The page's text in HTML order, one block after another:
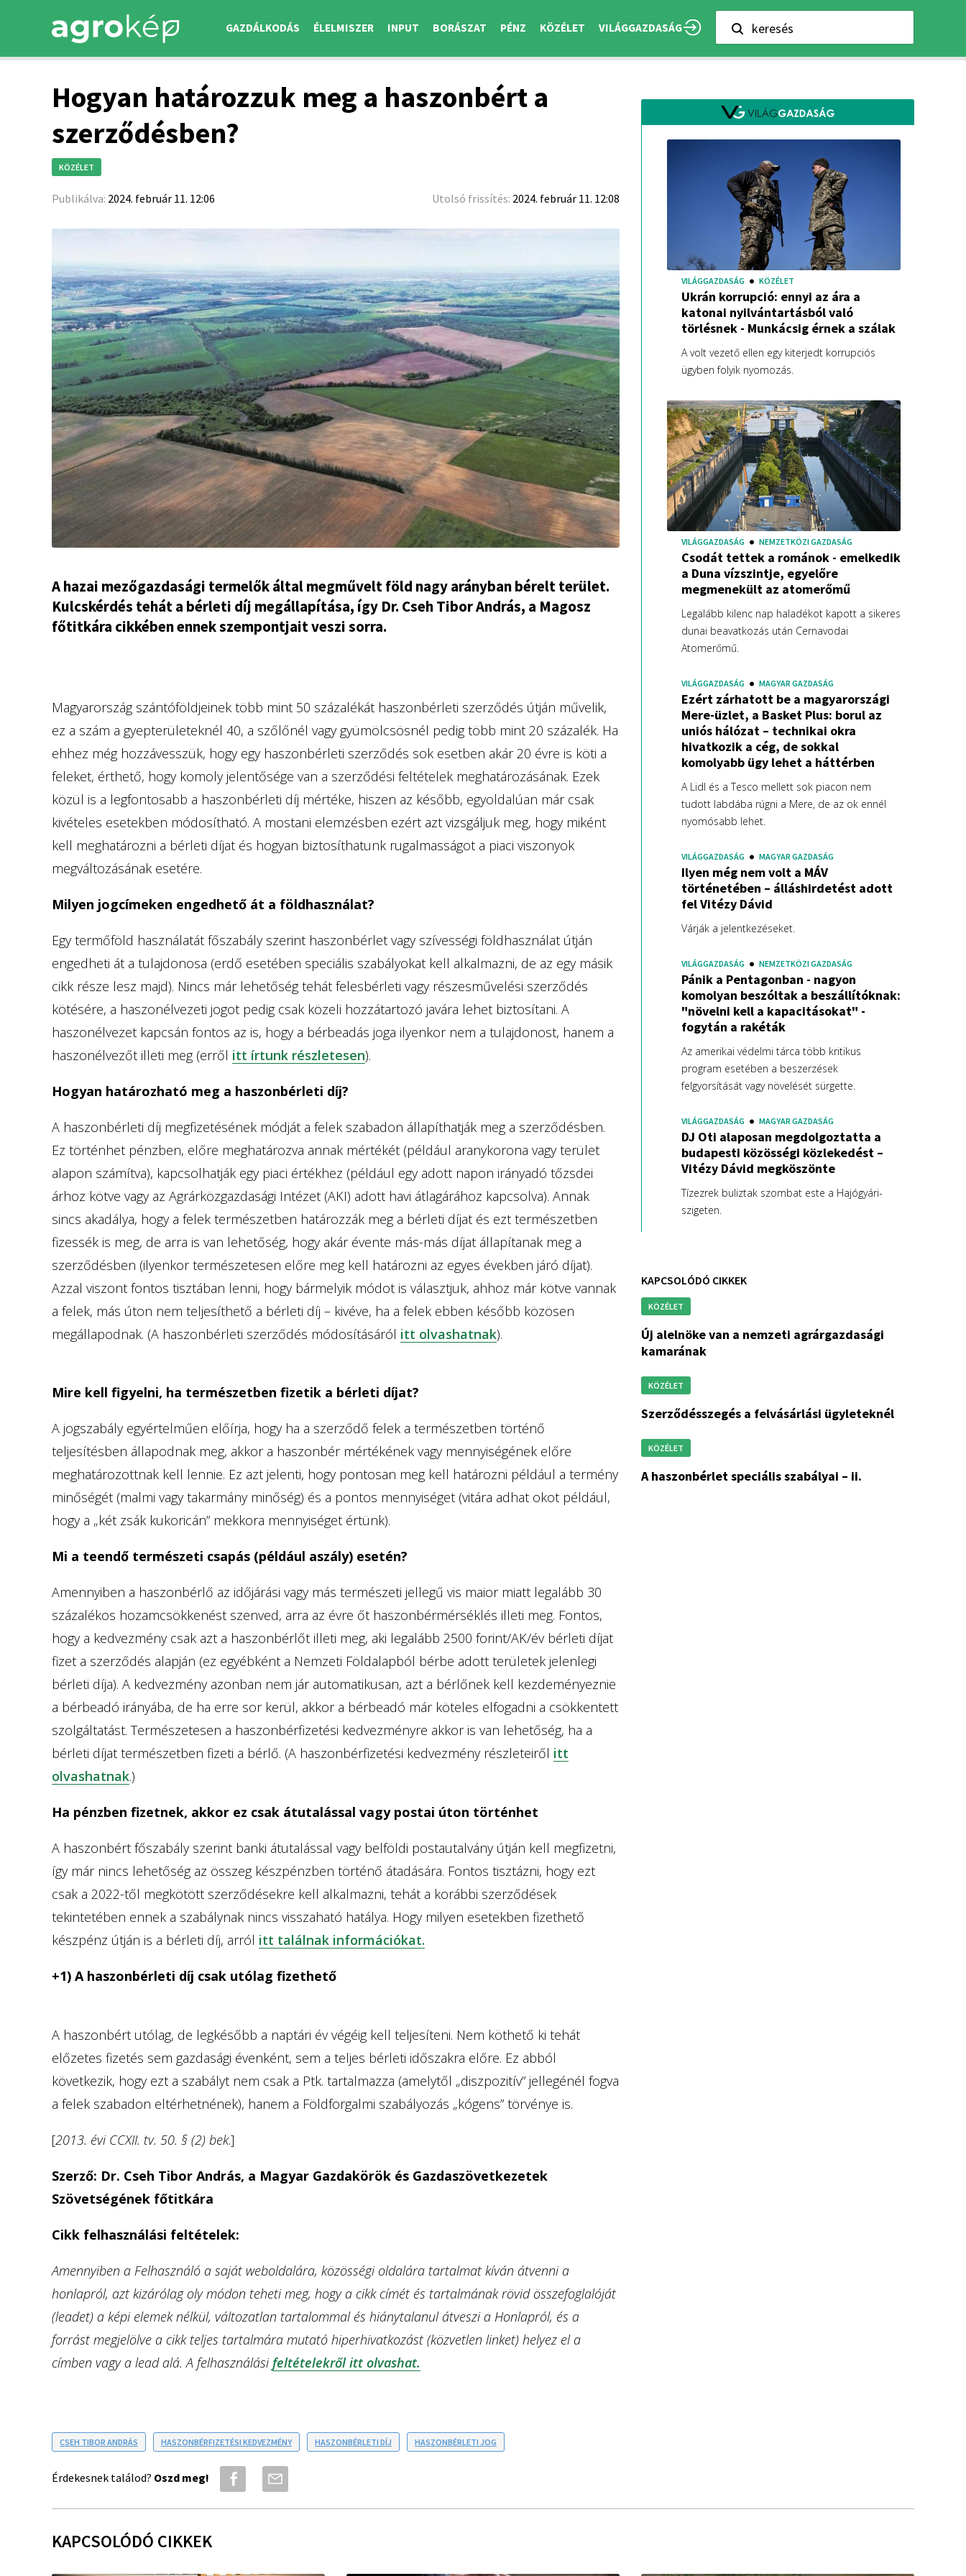
GAZDÁLKODÁS ÉLELMISZER INPUT BORÁSZAT PÉNZ KÖZÉLET VILÁGGAZDASÁG keresés
Hogyan határozzuk meg a haszonbért a
szerződésben?
KÖZÉLET
Publikálva: 2024. február 11. 12:06 Utolsó frissítés: 2024. február 11. 12:08
A hazai mezőgazdasági termelők által megművelt föld nagy arányban bérelt terület.
Kulcskérdés tehát a bérleti díj megállapítása, így Dr. Cseh Tibor András, a Magosz
főtitkára cikkében ennek szempontjait veszi sorra.
Magyarország szántóföldjeinek több mint 50 százalékát haszonbérleti szerződés útján művelik,
ez a szám a gyepterületeknél 40, a szőlőnél vagy gyümölcsösnél pedig több mint 20 százalék. Ha
ehhez még hozzávesszük, hogy egy haszonbérleti szerződés sok esetben akár 20 évre is köti a
feleket, érthető, hogy komoly jelentősége van a szerződési feltételek meghatározásának. Ezek
közül is a legfontosabb a haszonbérleti díj mértéke, hiszen az később, egyoldalúan már csak
kivételes esetekben módosítható. A mostani elemzésben ezért azt vizsgáljuk meg, hogy miként
kell meghatározni a bérleti díjat és hogyan biztosíthatunk rugalmasságot a piaci viszonyok
megváltozásának esetére.
Milyen jogcímeken engedhető át a földhasználat?
Egy termőföld használatát főszabály szerint haszonbérlet vagy szívességi földhasználat útján
engedheti át a tulajdonosa (erdő esetében speciális szabályokat kell alkalmazni, de az egy másik
cikk része lesz majd). Nincs már lehetőség tehát felesbérleti vagy részesművelési szerződés
kötésére, a haszonélvezeti jogot pedig csak közeli hozzátartozó javára lehet biztosítani. A
haszonélvezet kapcsán fontos az is, hogy a bérbeadás joga ilyenkor nem a tulajdonost, hanem a
haszonélvezőt illeti meg (erről itt írtunk részletesen).
Hogyan határozható meg a haszonbérleti díj?
A haszonbérleti díj megfizetésének módját a felek szabadon állapíthatják meg a szerződésben.
Ez történhet pénzben, előre meghatározva annak mértékét (például aranykorona vagy terület
alapon számítva), kapcsolhatják egy piaci értékhez (például egy adott napon irányadó tőzsdei
árhoz kötve vagy az Agrárközgazdasági Intézet (AKI) adott havi átlagárához kapcsolva). Annak
sincs akadálya, hogy a felek természetben határozzák meg a bérleti díjat és ezt természetben
fizessék is meg, de arra is van lehetőség, hogy akár évente más-más díjat állapítanak meg a
szerződésben (ilyenkor természetesen előre meg kell határozni az egyes években járó díjat).
Azzal viszont fontos tisztában lenni, hogy bármelyik módot is választjuk, ahhoz már kötve vannak
a felek, más úton nem teljesíthető a bérleti díj – kivéve, ha a felek ebben később közösen
megállapodnak. (A haszonbérleti szerződés módosításáról itt olvashatnak).
Mire kell figyelni, ha természetben fizetik a bérleti díjat?
A jogszabály egyértelműen előírja, hogy ha a szerződő felek a természetben történő
teljesítésben állapodnak meg, akkor a haszonbér mértékének vagy mennyiségének előre
meghatározottnak kell lennie. Ez azt jelenti, hogy pontosan meg kell határozni például a termény
minőségét (malmi vagy takarmány minőség) és a pontos mennyiséget (vitára adhat okot például,
hogy a „két zsák kukoricán” mekkora mennyiséget értünk).
Mi a teendő természeti csapás (például aszály) esetén?
Amennyiben a haszonbérlő az időjárási vagy más természeti jellegű vis maior miatt legalább 30
százalékos hozamcsökkenést szenved, arra az évre őt haszonbérmérséklés illeti meg. Fontos,
hogy a kedvezmény csak azt a haszonbérlőt illeti meg, aki legalább 2500 forint/AK/év bérleti díjat
fizet a szerződés alapján (ez egyébként a Nemzeti Földalapból bérbe adott területek jelenlegi
bérleti díja). A kedvezmény azonban nem jár automatikusan, azt a bérlőnek kell kezdeményeznie
a bérbeadó irányába, de ha erre sor kerül, akkor a bérbeadó már köteles elfogadni a csökkentett
szolgáltatást. Természetesen a haszonbérfizetési kedvezményre akkor is van lehetőség, ha a
bérleti díjat természetben fizeti a bérlő. (A haszonbérfizetési kedvezmény részleteiről itt
olvashatnak.)
Ha pénzben fizetnek, akkor ez csak átutalással vagy postai úton történhet
A haszonbért főszabály szerint banki átutalással vagy belföldi postautalvány útján kell megfizetni,
így már nincs lehetőség az összeg készpénzben történő átadására. Fontos tisztázni, hogy ezt
csak a 2022-től megkötött szerződésekre kell alkalmazni, tehát a korábbi szerződések
tekintetében ennek a szabálynak nincs visszaható hatálya. Hogy milyen esetekben fizethető
készpénz útján is a bérleti díj, arról itt találnak információkat.
+1) A haszonbérleti díj csak utólag fizethető
A haszonbért utólag, de legkésőbb a naptári év végéig kell teljesíteni. Nem köthető ki tehát
előzetes fizetés sem gazdasági évenként, sem a teljes bérleti időszakra előre. Ez abból
következik, hogy ezt a szabályt nem csak a Ptk. tartalmazza (amelytől „diszpozitív” jellegénél fogva
a felek szabadon eltérhetnének), hanem a Földforgalmi szabályozás „kógens” törvénye is.
[2013. évi CCXII. tv. 50. § (2) bek.]
Szerző: Dr. Cseh Tibor András, a Magyar Gazdakörök és Gazdaszövetkezetek
Szövetségének főtitkára
Cikk felhasználási feltételek:
Amennyiben a Felhasználó a saját weboldalára, közösségi oldalára tartalmat kíván átvenni a
honlapról, azt kizárólag oly módon teheti meg, hogy a cikk címét és tartalmának rövid összefoglalóját
(leadet) a képi elemek nélkül, változatlan tartalommal és hiánytalanul átveszi a Honlapról, és a
forrást megjelölve a cikk teljes tartalmára mutató hiperhivatkozást (közvetlen linket) helyez el a
címben vagy a lead alá. A felhasználási feltételekről itt olvashat.
CSEH TIBOR ANDRÁS HASZONBÉRFIZETÉSI KEDVEZMÉNY HASZONBÉRLETI DÍJ HASZONBÉRLETI JOG
Érdekesnek találod? Oszd meg!
VILÁGGAZDASÁG KÖZÉLET
Ukrán korrupció: ennyi az ára a
katonai nyilvántartásból való
törlésnek - Munkácsig érnek a szálak
A volt vezető ellen egy kiterjedt korrupciós
ügyben folyik nyomozás.
VILÁGGAZDASÁG NEMZETKÖZI GAZDASÁG
Csodát tettek a románok - emelkedik
a Duna vízszintje, egyelőre
megmenekült az atomerőmű
Legalább kilenc nap haladékot kapott a sikeres
dunai beavatkozás után Cernavodai
Atomerőmű.
VILÁGGAZDASÁG MAGYAR GAZDASÁG
Ezért zárhatott be a magyarországi
Mere-üzlet, a Basket Plus: borul az
uniós hálózat – technikai okra
hivatkozik a cég, de sokkal
komolyabb ügy lehet a háttérben
A Lidl és a Tesco mellett sok piacon nem
tudott labdába rúgni a Mere, de az ok ennél
nyomósabb lehet.
VILÁGGAZDASÁG MAGYAR GAZDASÁG
Ilyen még nem volt a MÁV
történetében – álláshirdetést adott
fel Vitézy Dávid
Várják a jelentkezéseket.
VILÁGGAZDASÁG NEMZETKÖZI GAZDASÁG
Pánik a Pentagonban - nagyon
komolyan beszóltak a beszállítóknak:
"növelni kell a kapacitásokat" -
fogytán a rakéták
Az amerikai védelmi tárca több kritikus
program esetében a beszerzések
felgyorsítását vagy növelését sürgette.
VILÁGGAZDASÁG MAGYAR GAZDASÁG
DJ Oti alaposan megdolgoztatta a
budapesti közösségi közlekedést –
Vitézy Dávid megköszönte
Tízezrek buliztak szombat este a Hajógyári-
szigeten.
KAPCSOLÓDÓ CIKKEK
KÖZÉLET
új alelnöke van a nemzeti agrárgazdasági
kamarának
KÖZÉLET
szerződésszegés a felvásárlási ügyleteknél
KÖZÉLET
a haszonbérlet speciális szabályai – ii.
KAPCSOLÓDÓ CIKKEK